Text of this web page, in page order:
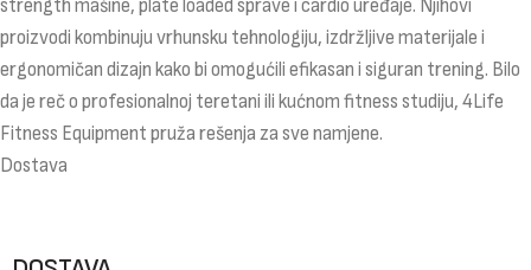
strength mašine, plate loaded sprave i cardio uređaje. Njihovi
proizvodi kombinuju vrhunsku tehnologiju, izdržljive materijale i
ergonomičan dizajn kako bi omogućili efikasan i siguran trening. Bilo
da je reč o profesionalnoj teretani ili kućnom fitness studiju, 4Life
Fitness Equipment pruža rešenja za sve namjene.
Dostava